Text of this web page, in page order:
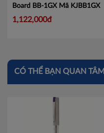
Sóc Trăng
Trà Vinh
Hải Dương
Board BB-1GX Mã KJBB1GX
1,122,000đ
CÓ THỂ BẠN QUAN TÂM